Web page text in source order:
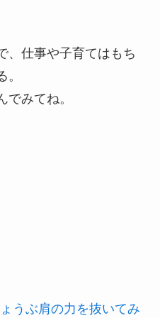
、仕事や子育てはもち
でみてね。
うぶ肩の力を抜いてみ